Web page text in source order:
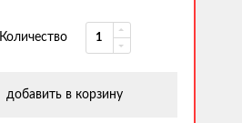
Количество
добавить в корзину